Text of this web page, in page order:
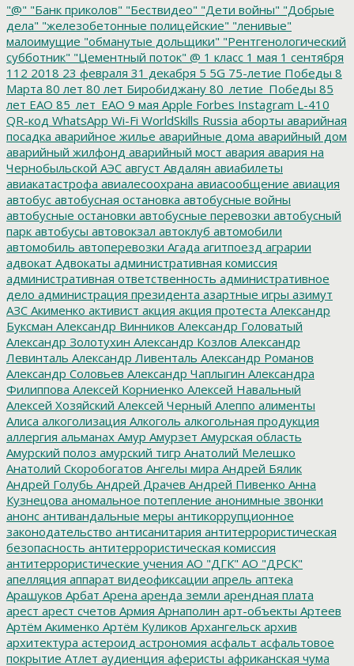
"@" "Банк приколов" "Бествидео" "Дети войны" "Добрые
дела" "железобетонные полицейские" "ленивые"
малоимущие "обманутые дольщики" "Рентгенологический
субботник" "Цементный поток" @ 1 класс 1 мая 1 сентября
112 2018 23 февраля 31 декабря 5 5G 75-летие Победы 8
Марта 80 лет 80 лет Биробиджану 80_летие_Победы 85
лет ЕАО 85_лет_ЕАО 9 мая Apple Forbes Instagram L-410
QR-код WhatsApp Wi-Fi WorldSkills Russia аборты аварийная
посадка аварийное жилье аварийные дома аварийный дом
аварийный жилфонд аварийный мост авария авария на
Чернобыльской АЭС август Авдалян авиабилеты
авиакатастрофа авиалесоохрана авиасообщение авиация
автобус автобусная остановка автобусные войны
автобусные остановки автобусные перевозки автобусный
парк автобусы автовокзал автоклуб автомобили
автомобиль автоперевозки Агада агитпоезд аграрии
адвокат Адвокаты административная комиссия
административная ответственность административное
дело администрация президента азартные игры азимут
АЗС Акименко активист акция акция протеста Александр
Буксман Александр Винников Александр Головатый
Александр Золотухин Александр Козлов Александр
Левинталь Александр Ливенталь Александр Романов
Александр Соловьев Александр Чаплыгин Александра
Филиппова Алексей Корниенко Алексей Навальный
Алексей Хозяйский Алексей Черный Алеппо алименты
Алиса алкоголизация Алкоголь алкогольная продукция
аллергия альманах Амур Амурзет Амурская область
Амурский полоз амурский тигр Анатолий Мелешко
Анатолий Скоробогатов Ангелы мира Андрей Бялик
Андрей Голубь Андрей Драчев Андрей Пивенко Анна
Кузнецова аномальное потепление анонимные звонки
анонс антивандальные меры антикоррупционное
законодательство антисанитария антитеррористическая
безопасность антитеррористическая комиссия
антитеррористические учения АО "ДГК" АО "ДРСК"
апелляция аппарат видеофиксации апрель аптека
Арашуков Арбат Арена аренда земли арендная плата
арест арест счетов Армия Арнаполин арт-объекты Артеев
Артём Акименко Артём Куликов Архангельск архив
архитектура астероид астрономия асфальт асфальтовое
покрытие Атлет аудиенция аферисты африканская чума